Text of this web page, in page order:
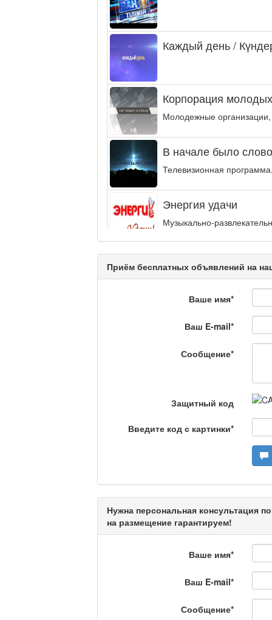
Каждый день /
Корпорация
Молодежные
В начале было
Телевизионная
Энергия удачи
Музыкально-
Кәусар
На полицейской
Еженедельный обзор
Люди в кадре
Актуальный
Кто поможет
Сделано в Актобе /
Приём бесплатных объявлений на
Ваше имя*
Ваш E-mail*
Сообщение*
Защитный код
Введите код с картинки*
Нужна персональная консультация
на размещение гарантируем!
Ваше имя*
Ваш E-mail*
Сообщение*